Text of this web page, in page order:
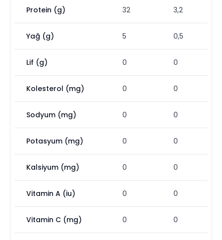
Protein (g) 32 3,2
Yağ (g) 5 0,5
Lif (g) 0 0
Kolesterol (mg) 0 0
Sodyum (mg) 0 0
Potasyum (mg) 0 0
Kalsiyum (mg) 0 0
Vitamin A (iu) 0 0
Vitamin C (mg) 0 0